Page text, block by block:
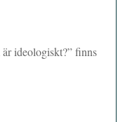
ideologiskt?” finns